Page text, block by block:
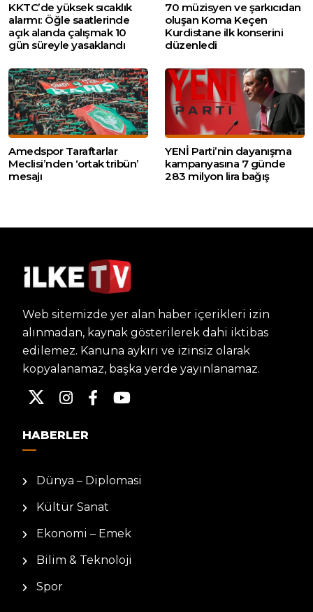
KKTC’de yüksek sıcaklık
alarmı: Öğle saatlerinde
açık alanda çalışmak 10
gün süreyle yasaklandı
70 müzisyen ve şarkıcıdan
oluşan Koma Keçen
Kurdistane ilk konserini
düzenledi
Amedspor Taraftarlar
Meclisi’nden ‘ortak tribün’
mesajı
YENİ Parti’nin dayanışma
kampanyasına 7 günde
283 milyon lira bağış
Web sitemizde yer alan haber içerikleri izin
alınmadan, kaynak gösterilerek dahi iktibas
edilemez. Kanuna aykırı ve izinsiz olarak
kopyalanamaz, başka yerde yayınlanamaz.
HABERLER
Dünya – Diplomasi
Kültür Sanat
Ekonomi – Emek
Bilim & Teknoloji
Spor